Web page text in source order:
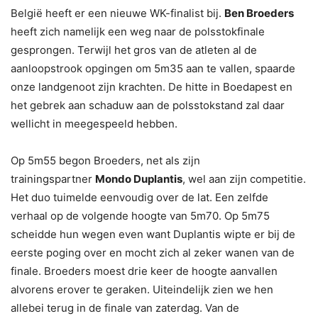
België heeft er een nieuwe WK-finalist bij. Ben Broeders
heeft zich namelijk een weg naar de polsstokfinale
gesprongen. Terwijl het gros van de atleten al de
aanloopstrook opgingen om 5m35 aan te vallen, spaarde
onze landgenoot zijn krachten. De hitte in Boedapest en
het gebrek aan schaduw aan de polsstokstand zal daar
wellicht in meegespeeld hebben.
Op 5m55 begon Broeders, net als zijn
trainingspartner Mondo Duplantis, wel aan zijn competitie.
Het duo tuimelde eenvoudig over de lat. Een zelfde
verhaal op de volgende hoogte van 5m70. Op 5m75
scheidde hun wegen even want Duplantis wipte er bij de
eerste poging over en mocht zich al zeker wanen van de
finale. Broeders moest drie keer de hoogte aanvallen
alvorens erover te geraken. Uiteindelijk zien we hen
allebei terug in de finale van zaterdag. Van de